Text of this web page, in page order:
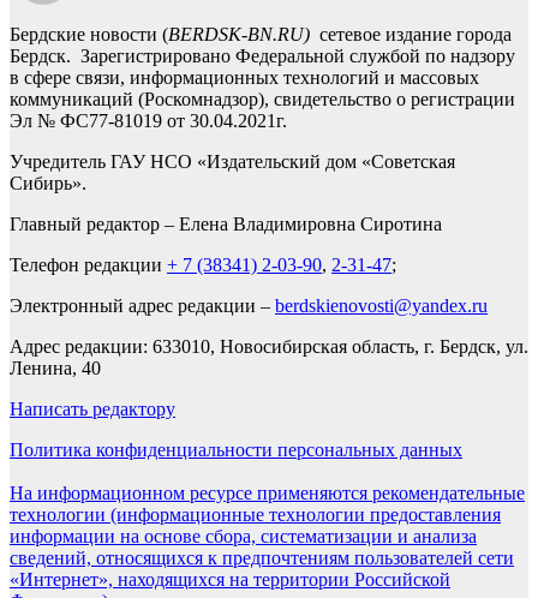
Бердские новости (BERDSK-BN.RU) сетевое издание города
Бердск. Зарегистрировано Федеральной службой по надзору
в сфере связи, информационных технологий и массовых
коммуникаций (Роскомнадзор), свидетельство о регистрации
Эл № ФС77-81019 от 30.04.2021г.
Учредитель ГАУ НСО «Издательский дом «Советская
Сибирь».
Главный редактор – Елена Владимировна Сиротина
Телефон редакции + 7 (38341) 2-03-90, 2-31-47;
Электронный адрес редакции – berdskienovosti@yandex.ru
Адрес редакции: 633010, Новосибирская область, г. Бердск, ул.
Ленина, 40
Написать редактору
Политика конфиденциальности персональных данных
На информационном ресурсе применяются рекомендательные
технологии (информационные технологии предоставления
информации на основе сбора, систематизации и анализа
сведений, относящихся к предпочтениям пользователей сети
«Интернет», находящихся на территории Российской